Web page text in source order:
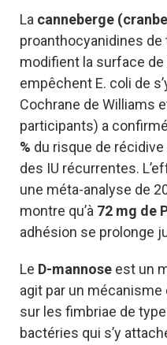
La canneberge
proanthocyanidines de
modifient la surface
empêchent E. coli de
Cochrane de Williams
participants) a
% du risque de
des IU récurrentes.
une méta-analyse de
montre qu’à 72 mg de
adhésion se prolonge
Le D-mannose est un
agit par un
sur les fimbriae de type
bactéries qui s’y